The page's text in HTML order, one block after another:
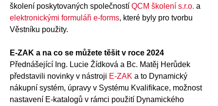
školení poskytovaných společností QCM školení s.r.o. a
elektronickými formuláři e-forms, které byly pro tvorbu
Věstníku použity.
E-ZAK a na co se můžete těšit v roce 2024
Přednášející Ing. Lucie Žídková a Bc. Matěj Herůdek
představili novinky v nástroji E-ZAK a to Dynamický
nákupní systém, úpravy v Systému Kvalifikace, možnost
nastavení E-katalogů v rámci použití Dynamického